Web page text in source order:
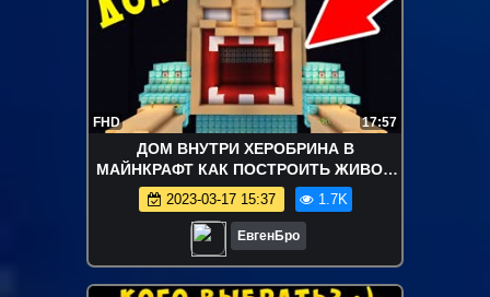
FHD 17:57
ДОМ ВНУТРИ ХЕРОБРИНА В
МАЙНКРАФТ КАК ПОСТРОИТЬ ЖИВОЙ
ДОМ СЕКРЕТНЫЙ ЛАЙФХАК ЧЕЛЛЕНДЖ
ТРОЛЛИНГ ЛОВУШКА
2023-03-17 15:37 1.7K
ЕвгенБро